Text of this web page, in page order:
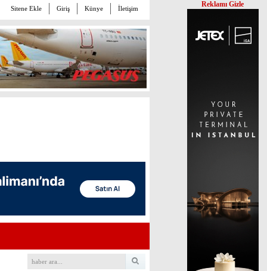
Sitene Ekle Giriş Künye İletişim Reklamı Gizle